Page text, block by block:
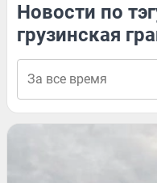
Новости по
грузинская